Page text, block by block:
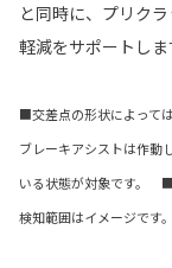
と同時に、プリク
軽減をサポートしま
■交差点の形状によって
ブレーキアシストは作
いる状態が対象です。
検知範囲はイメージです。